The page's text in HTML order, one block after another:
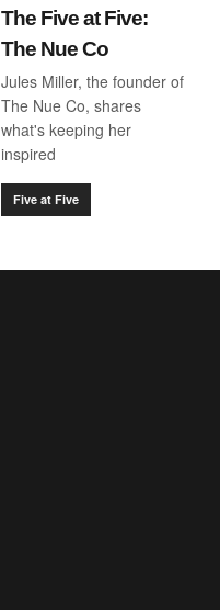
The Five at Five:
The Nue Co
Jules Miller, the founder of
The Nue Co, shares
what's keeping her
inspired
Five at Five